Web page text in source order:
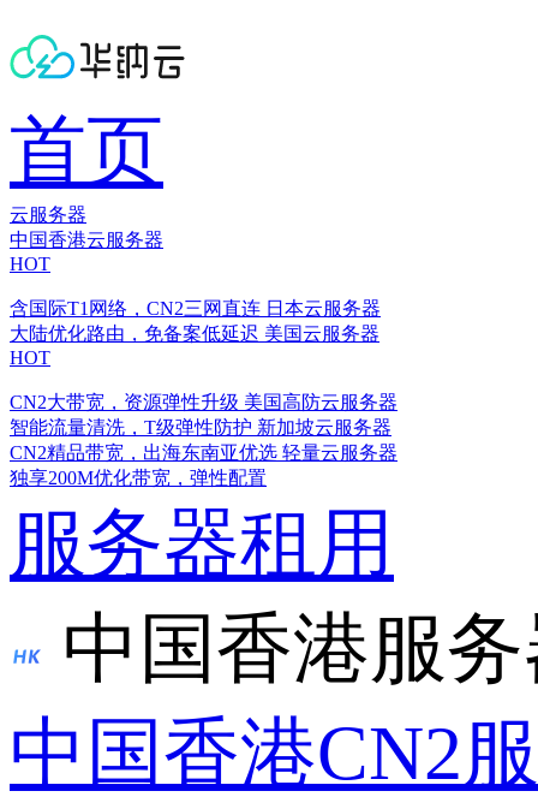
首页
云服务器
中国香港云服务器
HOT
含国际T1网络，CN2三网直连 日本云服务器
大陆优化路由，免备案低延迟 美国云服务器
HOT
CN2大带宽，资源弹性升级 美国高防云服务器
智能流量清洗，T级弹性防护 新加坡云服务器
CN2精品带宽，出海东南亚优选 轻量云服务器
独享200M优化带宽，弹性配置
服务器租用
中国香港服
中国香港CN2